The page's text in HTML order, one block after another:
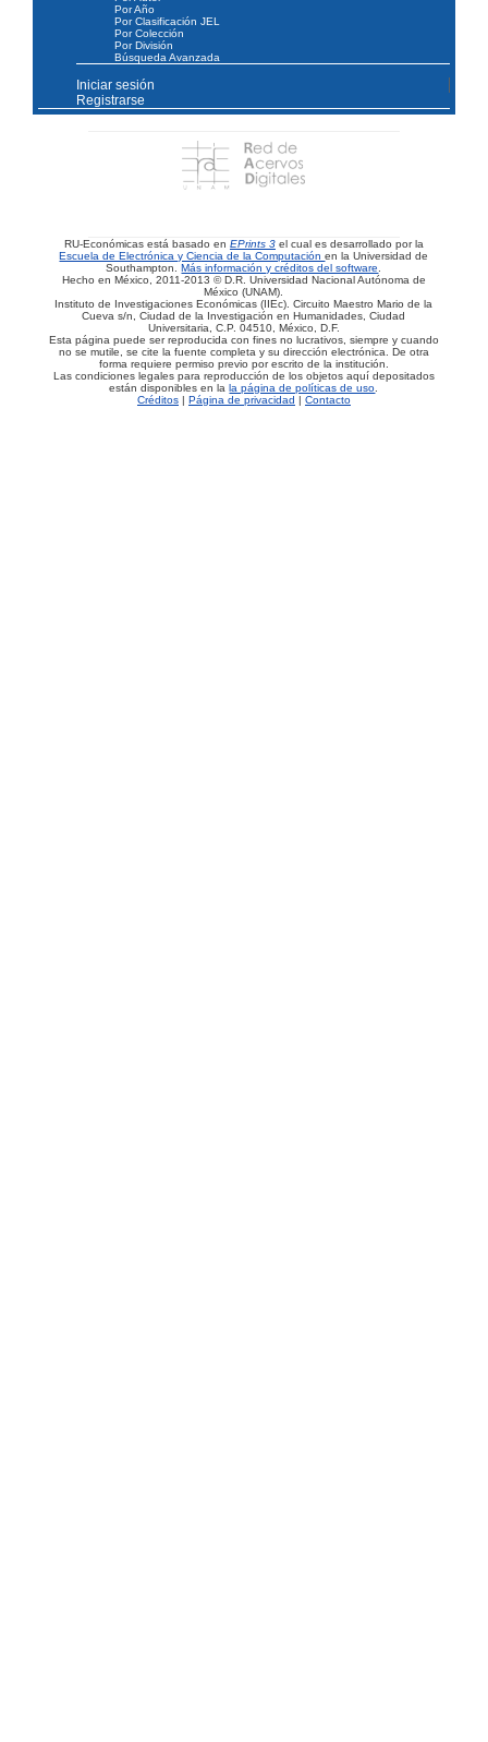
Por Año
Por Clasificación JEL
Por Colección
Por División
Búsqueda Avanzada
Iniciar sesión
Registrarse
RU-Económicas está basado en EPrints 3 el cual es desarrollado por la
Escuela de Electrónica y Ciencia de la Computaciónen la Universidad de
Southampton.Más información y créditos del software.
Hecho en México, 2011-2013 © D.R. Universidad Nacional Autónoma de
México (UNAM).
Instituto de Investigaciones Económicas (IIEc). Circuito Maestro Mario de la
Cueva s/n, Ciudad de la Investigación en Humanidades, Ciudad
Universitaria, C.P. 04510, México, D.F.
Esta página puede ser reproducida con fines no lucrativos, siempre y cuando
no se mutile, se cite la fuente completa y su dirección electrónica. De otra
forma requiere permiso previo por escrito de la institución.
Las condiciones legales para reproducción de los objetos aquí depositados
están disponibles en lala página de políticas de uso.
Créditos| Página de privacidad | Contacto